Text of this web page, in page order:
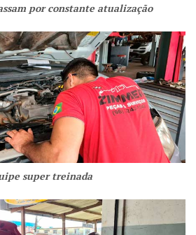
por constante atualização
super treinada